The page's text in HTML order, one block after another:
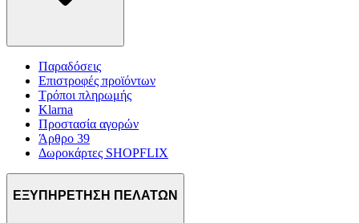
Παραδόσεις
Επιστροφές προϊόντων
Τρόποι πληρωμής
Klarna
Προστασία αγορών
Άρθρο 39
Δωροκάρτες SHOPFLIX
ΕΞΥΠΗΡΕΤΗΣΗ ΠΕΛΑΤΩΝ